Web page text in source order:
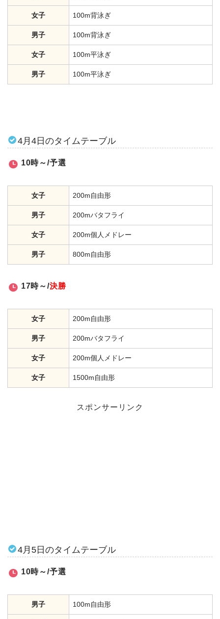
女子 100m背泳ぎ
男子 100m背泳ぎ
女子 100m平泳ぎ
男子 100m平泳ぎ
4月4日のタイムテーブル
10時～/予選
女子 200m自由形
男子 200mバタフライ
女子 200m個人メドレー
男子 800m自由形
17時～/決勝
女子 200m自由形
男子 200mバタフライ
女子 200m個人メドレー
女子 1500m自由形
スポンサーリンク
4月5日のタイムテーブル
10時～/予選
男子 100m自由形